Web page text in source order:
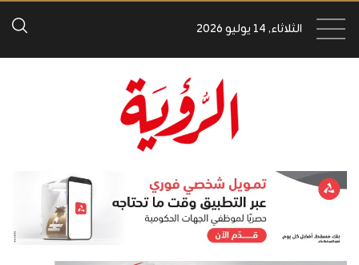
الثلاثاء, 14 يوليو 2026